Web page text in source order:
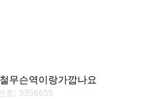
무슨역이랑가깝나요
호: 3356655